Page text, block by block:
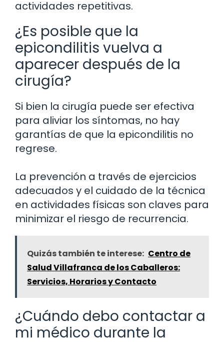
actividades repetitivas.
¿Es posible que la
epicondilitis vuelva a
aparecer después de la
cirugía?
Si bien la cirugía puede ser efectiva
para aliviar los síntomas, no hay
garantías de que la epicondilitis no
regrese.
La prevención a través de ejercicios
adecuados y el cuidado de la técnica
en actividades físicas son claves para
minimizar el riesgo de recurrencia.
Quizás también te interese: Centro de
Salud Villafranca de los Caballeros:
Servicios, Horarios y Contacto
¿Cuándo debo contactar a
mi médico durante la